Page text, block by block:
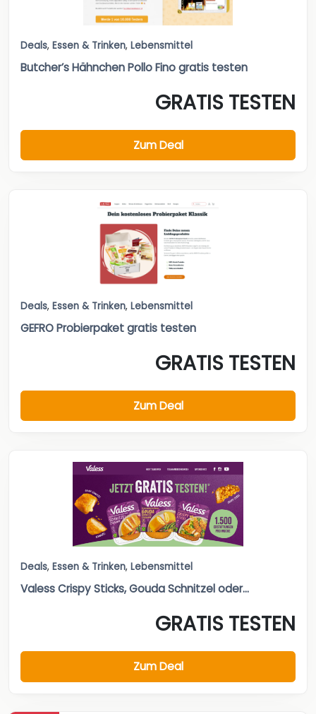
Deals, Essen & Trinken, Lebensmittel
Butcher’s Hähnchen Pollo Fino gratis testen
GRATIS TESTEN
Zum Deal
Deals, Essen & Trinken, Lebensmittel
GEFRO Probierpaket gratis testen
GRATIS TESTEN
Zum Deal
Deals, Essen & Trinken, Lebensmittel
Valess Crispy Sticks, Gouda Schnitzel oder...
GRATIS TESTEN
Zum Deal